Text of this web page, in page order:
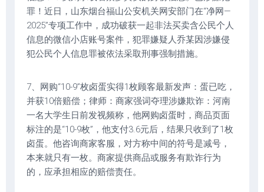
罪！近日，山东烟台福山公安机关网安部门在“净网—
2025”专项工作中，成功破获一起非法买卖含公民个人
信息的微信小店账号案件，犯罪嫌疑人乔某因涉嫌侵
犯公民个人信息罪被依法采取刑事强制措施。
7、网购“10-9”枚卤蛋实得1枚顾客最新发声：蛋已吃，
并获10倍赔偿；律师：商家强词夺理涉嫌欺诈：河南
一名大学生日前发视频称，他网购卤蛋时，商品页面
标注的是“10-9枚”，他支付3.6元后，结果只收到了1枚
卤蛋。他咨询商家客服，对方称中间的符号是减号，
本来就只有一枚。商家提供商品或服务有欺诈行为
的，应承担相应的赔偿责任。